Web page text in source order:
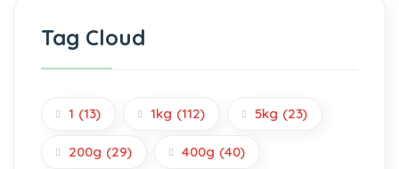
Tag Cloud
1 (13) 1kg (112) 5kg (23)
200g (29) 400g (40)